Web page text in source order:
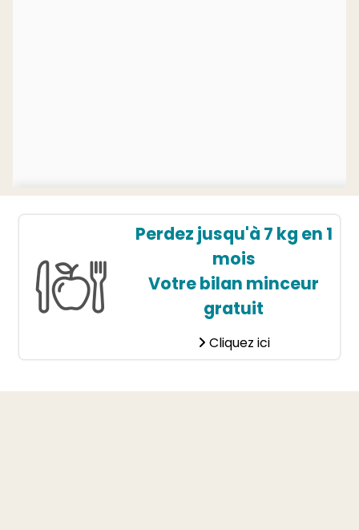
Perdez jusqu'à 7 kg en 1
mois
Votre bilan minceur
gratuit
Cliquez ici